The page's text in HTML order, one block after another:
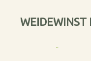
WEIDEWINST